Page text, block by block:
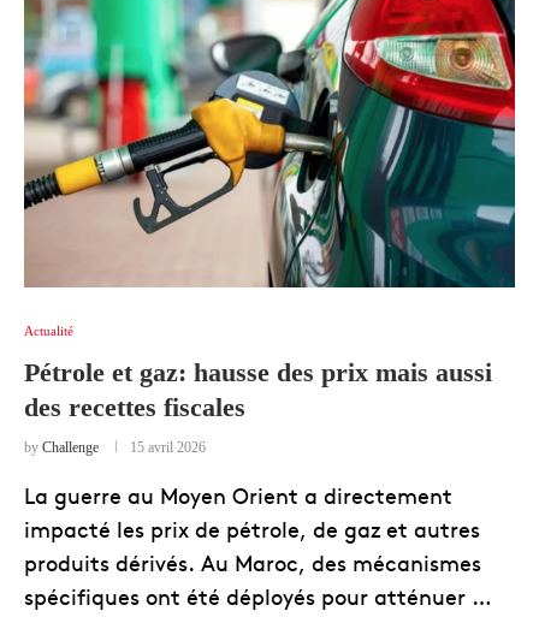
Actualité
Pétrole et gaz: hausse des prix mais aussi
des recettes fiscales
by Challenge 15 avril 2026
La guerre au Moyen Orient a directement
impacté les prix de pétrole, de gaz et autres
produits dérivés. Au Maroc, des mécanismes
spécifiques ont été déployés pour atténuer …